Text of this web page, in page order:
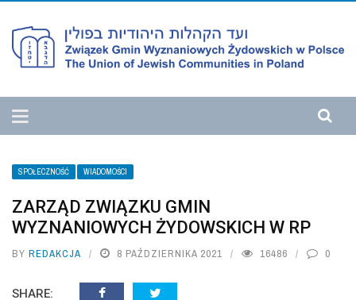
SPOŁECZNOŚĆ WIADOMOŚCI
ZARZĄD ZWIĄZKU GMIN
WYZNANIOWYCH ŻYDOWSKICH W RP
BY REDAKCJA 8 PAŹDZIERNIKA 2021 16486 0
SHARE: